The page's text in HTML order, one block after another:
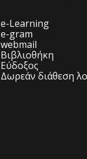
e-Learning
e-gram
webmail
Βιβλιοθήκη
Εύδοξος
Δωρεάν διάθεση